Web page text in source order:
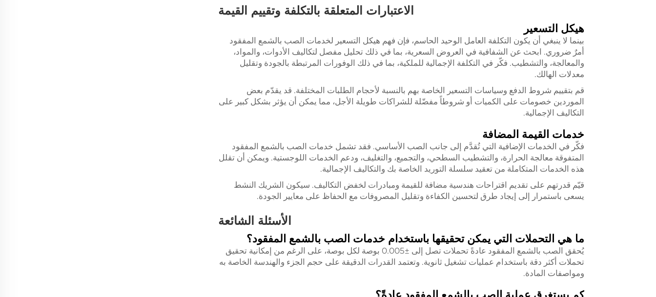
الاعتبارات المتعلقة بالتكلفة وتقييم القيمة
هيكل التسعير
بينما لا ينبغي أن يكون التكلفة العامل الوحيد الحاسم، فإن فهم هيكل التسعير لخدمات الصب بالشمع المفقود
أمرٌ ضروري. ابحث عن الشفافية في العروض السعرية، بما في ذلك تحليل مفصل لتكاليف الأدوات، والمواد،
والمعالجة، والتشطيب. فكّر في التكلفة الإجمالية للملكية، بما في ذلك الوفورات المرتبطة بالجودة وتقليل
معدلات الهالك.
قم بتقييم شروط الدفع وسياسات التسعير الخاصة بهم بالنسبة لأحجام الطلبات المختلفة. قد يقدّم بعض
الموردين خصومات على الكميات أو شروطاً مفضّلة للشراكات طويلة الأجل، مما يمكن أن يؤثر بشكل كبير على
التكاليف الإجمالية.
خدمات القيمة المضافة
فكّر في الخدمات الإضافية التي تُقدَّم إلى جانب الصب الأساسي. فقد تشمل خدمات الصب بالشمع المفقود
المتفوقة معالجة الحرارة، والتشطيب السطحي، والتجميع، والتغليف، ودعم الخدمات اللوجستية. ويمكن أن تقلل
هذه الخدمات المتكاملة من تعقيد سلسلة التوريد الخاصة بك والتكاليف الإجمالية.
قيّم قدرتهم على تقديم اقتراحات هندسية مضافة للقيمة ومبادرات لخفض التكاليف. سيكون الشريك النشط
يسعى باستمرار إلى إيجاد طرق لتحسين الكفاءة وتقليل المصروفات مع الحفاظ على معايير الجودة.
الأسئلة الشائعة
ما هي التحملات التي يمكن تحقيقها باستخدام خدمات الصب بالشمع المفقود؟
يُحقق الصب بالشمع المفقود عادةً تحملات تصل إلى ±0.005 بوصة لكل بوصة، على الرغم من إمكانية تحقيق
تحملات أكثر دقة باستخدام عمليات تشغيل ثانوية. وتعتمد القدرات الدقيقة على حجم الجزء والهندسة الخاصة به
ومواصفات المادة.